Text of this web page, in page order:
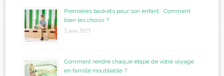
Premières baskets pour son enfant : Comment
bien les choisir ?
2 juin 2025
Comment rendre chaque étape de votre voyage
en famille inoubliable ?